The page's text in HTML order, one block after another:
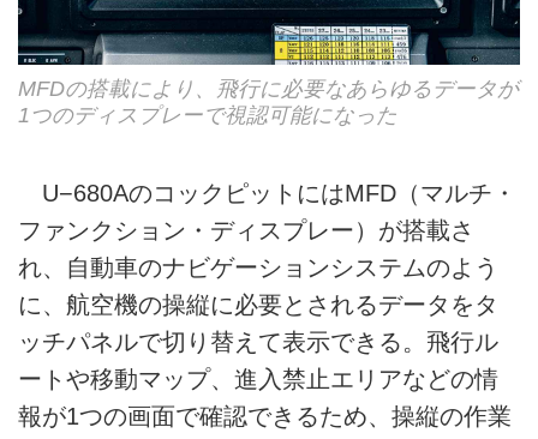
MFDの搭載により、飛行に必要なあらゆるデータが
1つのディスプレーで視認可能になった
U−680AのコックピットにはMFD（マルチ・
ファンクション・ディスプレー）が搭載さ
れ、自動車のナビゲーションシステムのよう
に、航空機の操縦に必要とされるデータをタ
ッチパネルで切り替えて表示できる。飛行ル
ートや移動マップ、進入禁止エリアなどの情
報が1つの画面で確認できるため、操縦の作業